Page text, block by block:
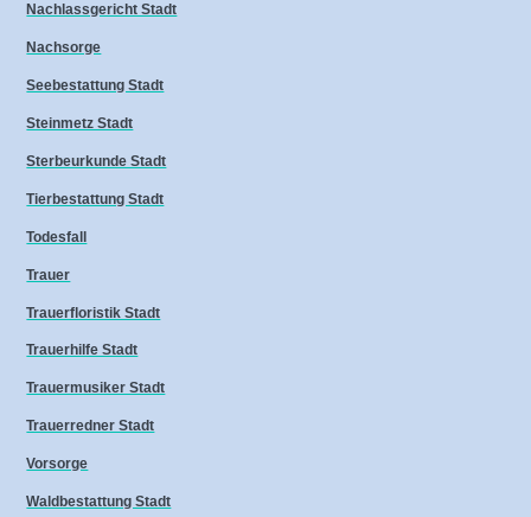
Nachlassgericht Stadt
Nachsorge
Seebestattung Stadt
Steinmetz Stadt
Sterbeurkunde Stadt
Tierbestattung Stadt
Todesfall
Trauer
Trauerfloristik Stadt
Trauerhilfe Stadt
Trauermusiker Stadt
Trauerredner Stadt
Vorsorge
Waldbestattung Stadt